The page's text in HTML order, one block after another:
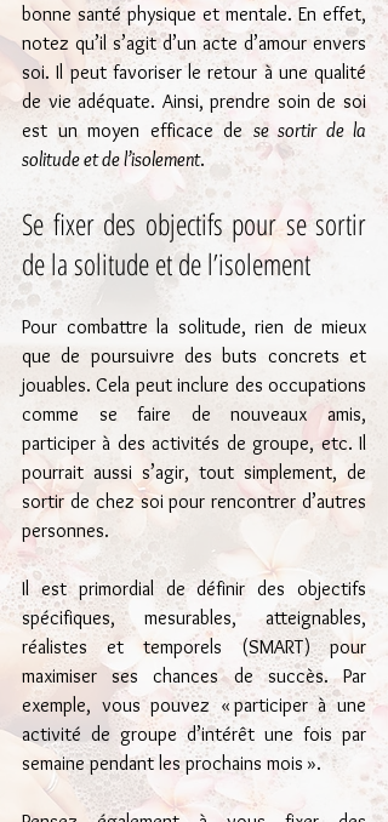
bonne santé physique et mentale. En effet,
notez qu’il s’agit d’un acte d’amour envers
soi. Il peut favoriser le retour à une qualité
de vie adéquate. Ainsi, prendre soin de soi
est un moyen efficace de se sortir de la
solitude et de l’isolement.
Se fixer des objectifs pour se sortir
de la solitude et de l’isolement
Pour combattre la solitude, rien de mieux
que de poursuivre des buts concrets et
jouables. Cela peut inclure des occupations
comme se faire de nouveaux amis,
participer à des activités de groupe, etc. Il
pourrait aussi s’agir, tout simplement, de
sortir de chez soi pour rencontrer d’autres
personnes.
Il est primordial de définir des objectifs
spécifiques, mesurables, atteignables,
réalistes et temporels (SMART) pour
maximiser ses chances de succès. Par
exemple, vous pouvez « participer à une
activité de groupe d’intérêt une fois par
semaine pendant les prochains mois ».